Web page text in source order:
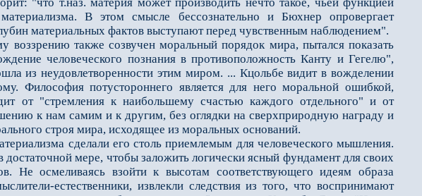
В этом смысле бессознательно и Бюхнер опровергает
материальных фактов выступают перед чувственным наблюдением".
также созвучен моральный порядок мира, пытался показать
человеческого познания в противоположность Канту и Гегелю",
из неудовлетворенности этим миром. ... Кцольбе видит в вожделении
Философия потустороннего является для него моральной ошибкой,
от "стремления к наибольшему счастью каждого отдельного" и от
к нам самим и к другим, без оглядки на сверхприродную награду и
строя мира, исходящее из моральных оснований.
сделали его столь приемлемым для человеческого мышления.
мере, чтобы заложить логически ясный фундамент для своих
Не осмеливаясь взойти к высотам соответствующего идеям образа
естественники, извлекли следствия из того, что воспринимают